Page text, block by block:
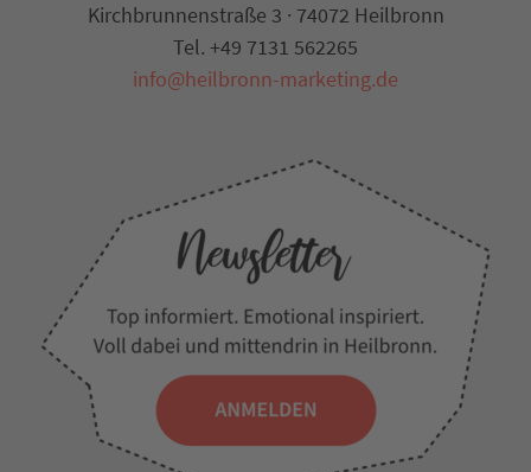
Kirchbrunnenstraße 3 · 74072 Heilbronn
Tel. +49 7131 562265
info@heilbronn-marketing.de